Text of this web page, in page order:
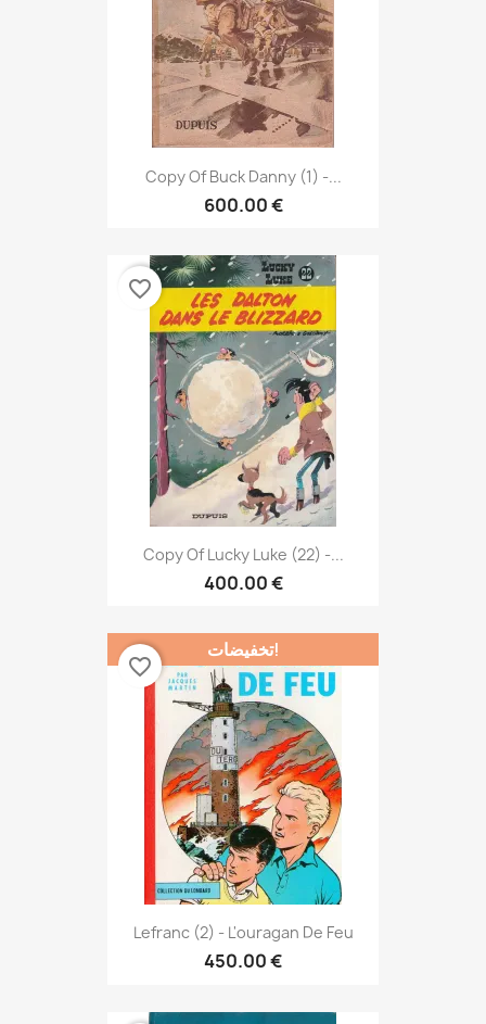
Copy Of Buck Danny (1) -...
600.00 €
Copy Of Lucky Luke (22) -...
400.00 €
favorite_border
Lefranc (2) - L'ouragan De Feu
450.00 €
تخفيضات!
favorite_border